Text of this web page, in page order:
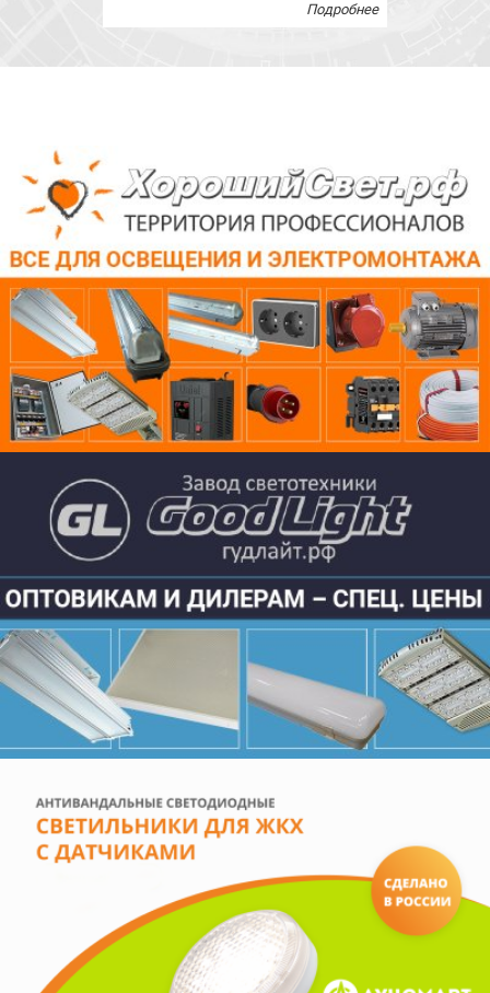
Подробнее